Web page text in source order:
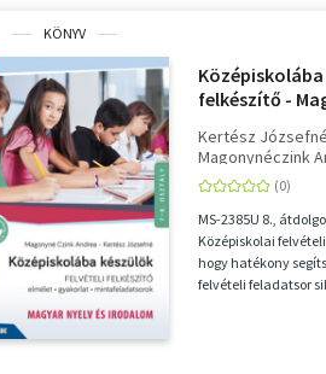
KÖNYV
felkészítő -
MS-2385U
Kertész Józsefné
Magonynéczink
MS-2385U 8.,
Középiskolai
hogy hatékony
felvételi feladatsor